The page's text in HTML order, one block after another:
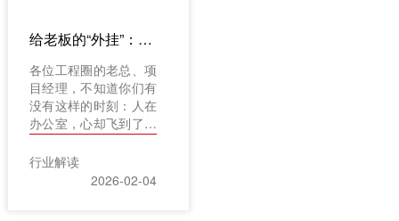
钱、管材料，感觉处处
是窟窿;想抓精细化管
理，却不知从何下手。
传统“人盯人”“电话
催”的模式，在项目规
模扩大和数量增多后，
里?本质上，是你看不
清全局，记不住细节，
给老板的“外挂”：一个靠谱的光伏项目管理系统，如何让你在手机上“躺赢”?
各位工程圈的老总、项
目经理，不知道你们有
没有这样的时刻：人在
办公室，心却飞到了几
十个工地上。电话一个
接一个，不是问进度就
是批款项，报销单摞得
行业解读
2026-02-04